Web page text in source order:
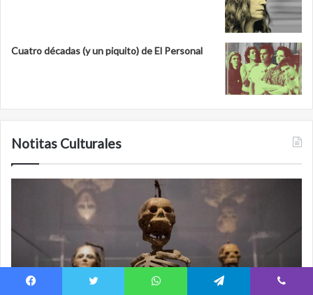
Cuatro décadas (y un piquito) de El Personal
Notitas Culturales
Minanbé,
maya
virgen
norte